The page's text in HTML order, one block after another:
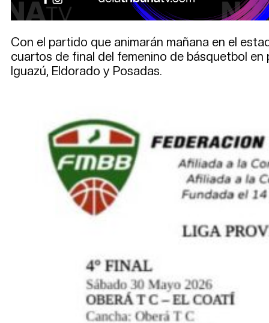
Con el partido que animarán mañana en el
cuartos de final del femenino de básquetbol
Iguazú, Eldorado y Posadas.